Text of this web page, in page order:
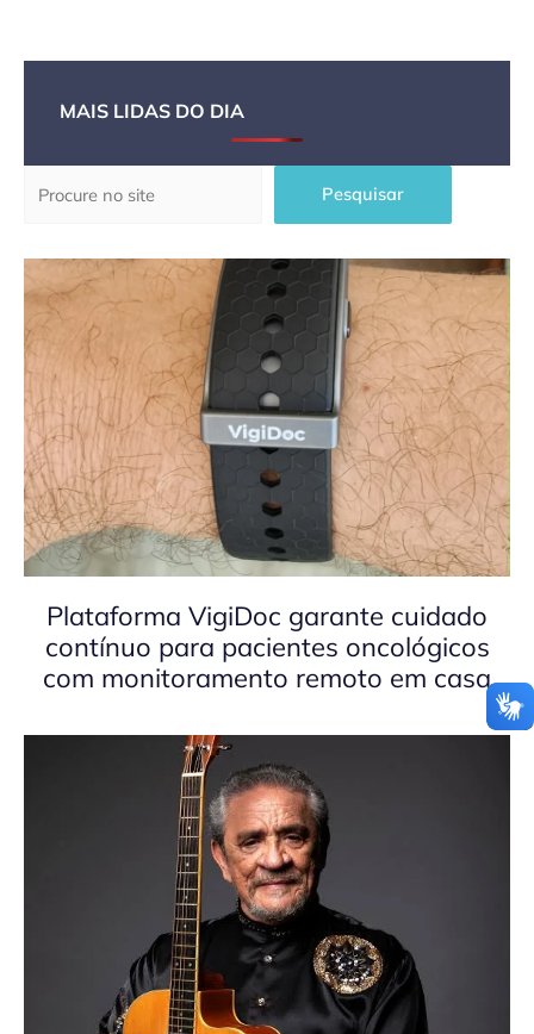
MAIS LIDAS DO DIA
Pesquisar
Plataforma VigiDoc garante cuidado
contínuo para pacientes oncológicos
com monitoramento remoto em casa